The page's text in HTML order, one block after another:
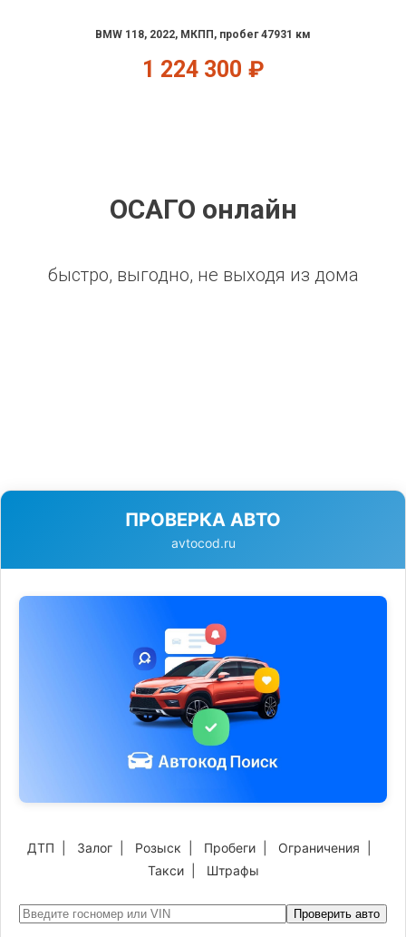
BMW 118, 2022, МКПП, пробег 47931 км
1 224 300 ₽
ОСАГО онлайн
быстро, выгодно, не выходя из дома
ПРОВЕРКА АВТО
avtocod.ru
ДТП Залог Розыск Пробеги Ограничения
Такси| Штрафы
Проверить авто